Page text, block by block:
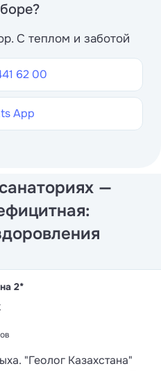
С теплом и заботой
62 00
App
—
2*
"Геолог Казахстана"